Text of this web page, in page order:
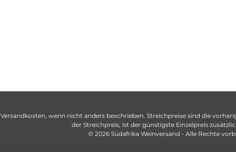
Versandkosten, wenn nicht anders beschrieben. Streichpreise sind die
der Streichpreis, ist der günstigste Einzelpreis
© 2026 Südafrika Weinversand - Alle Rechte